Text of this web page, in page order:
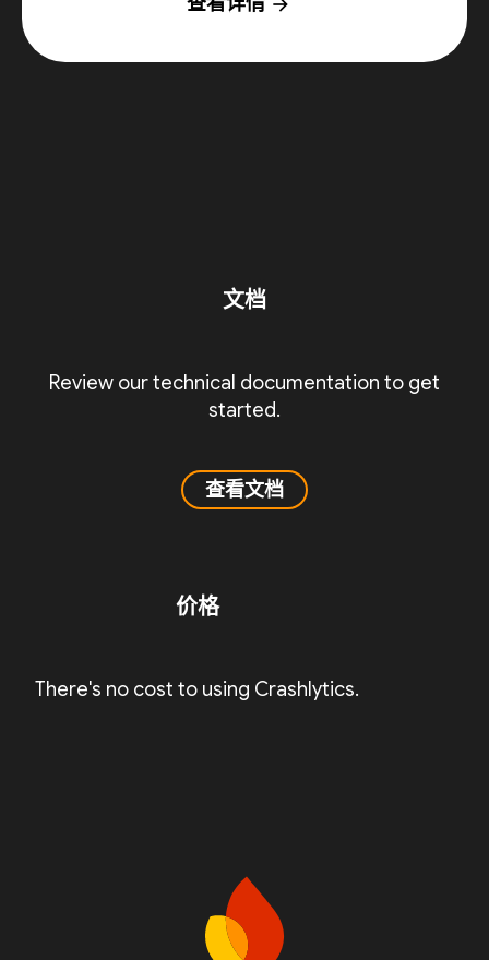
文档
Review our technical documentation to get
started.
查看文档
价格
There's no cost to using Crashlytics.